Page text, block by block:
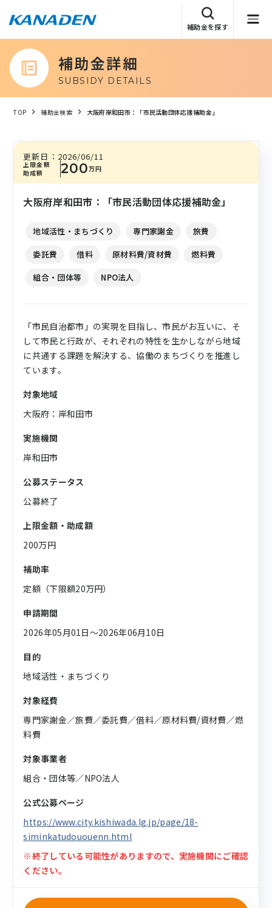
補助金を探す
補助金詳細
SUBSIDY DETAILS
TOP 補助金検索 大阪府岸和田市：「市民活動団体応援補助金」
上限金額
助成額
200万円
更新日： 2026/06/11
大阪府岸和田市：「市民活動団体応援補助金」
地域活性・まちづくり 専門家謝金
旅費
委託費
借料 原材料費/資材費
燃料費
組合・団体等
NPO法人
「市民自治都市」の実現を目指し、市民がお互いに、そ
して市民と行政が、それぞれの特性を生かしながら地域
に共通する課題を解決する、協働のまちづくりを推進し
ています。
対象地域
大阪府：岸和田市
実施機関
岸和田市
公募ステータス
公募終了
上限金額・助成額
200万円
補助率
定額（下限額20万円）
申請期間
2026年05月01日〜2026年06月10日
目的
地域活性・まちづくり
対象経費
専門家謝金／旅費／委託費／借料／原材料費/資材費／燃
料費
対象事業者
組合・団体等／NPO法人
公式公募ページ
https://www.city.kishiwada.lg.jp/page/18-
siminkatudououenn.html
※終了している可能性がありますので、実施機関にご確認
ください。